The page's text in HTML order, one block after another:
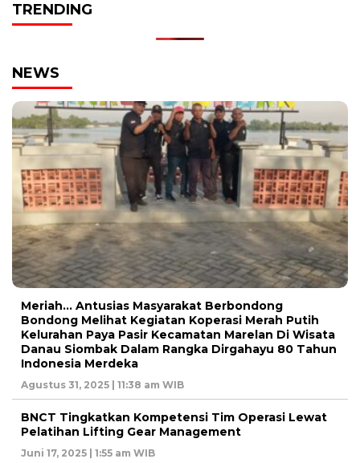
TRENDING
NEWS
Meriah… Antusias Masyarakat Berbondong
Bondong Melihat Kegiatan Koperasi Merah Putih
Kelurahan Paya Pasir Kecamatan Marelan Di Wisata
Danau Siombak Dalam Rangka Dirgahayu 80 Tahun
Indonesia Merdeka
Agustus 31, 2025 | 11:38 am WIB
BNCT Tingkatkan Kompetensi Tim Operasi Lewat
Pelatihan Lifting Gear Management
Juni 17, 2025 | 1:55 am WIB